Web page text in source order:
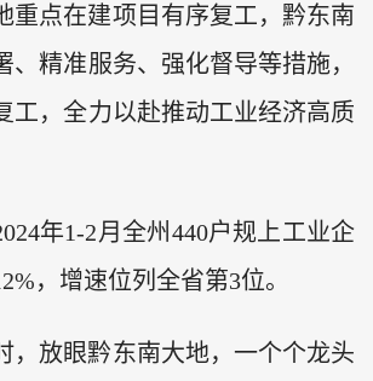
重点在建项目有序复工，黔东南
、精准服务、强化督导等措施，
工，全力以赴推动工业经济高质
年1-2月全州440户规上工业企
，增速位列全省第3位。
，放眼黔东南大地，一个个龙头